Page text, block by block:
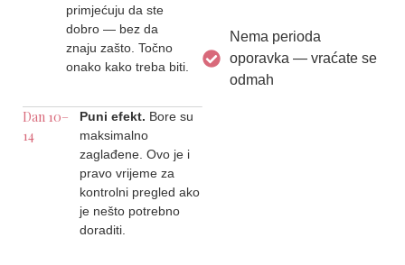
primjećuju da ste
dobro — bez da
znaju zašto. Točno
onako kako treba biti.
Dan 10–
14
Puni efekt. Bore su
maksimalno
zaglađene. Ovo je i
pravo vrijeme za
kontrolni pregled ako
je nešto potrebno
doraditi.
Nema perioda
oporavka — vraćate se
odmah